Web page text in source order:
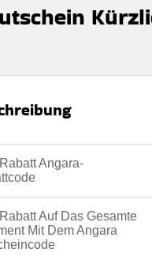
Angara-
Auf Das Gesamte
Mit Dem Angara